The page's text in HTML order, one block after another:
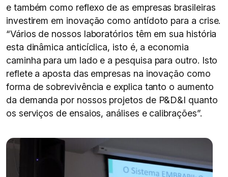
e também como reflexo de as empresas brasileiras
investirem em inovação como antídoto para a crise.
“Vários de nossos laboratórios têm em sua história
esta dinâmica anticíclica, isto é, a economia
caminha para um lado e a pesquisa para outro. Isto
reflete a aposta das empresas na inovação como
forma de sobrevivência e explica tanto o aumento
da demanda por nossos projetos de P&D&I quanto
os serviços de ensaios, análises e calibrações”.